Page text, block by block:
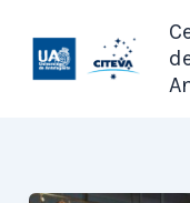
contenido